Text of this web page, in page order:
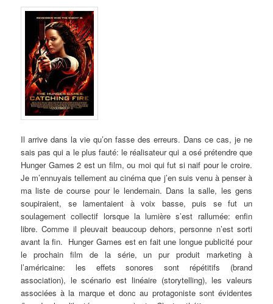
Il arrive dans la vie qu’on fasse des erreurs. Dans ce cas, je ne
sais pas qui a le plus fauté: le réalisateur qui a osé prétendre que
Hunger Games 2 est un film, ou moi qui fut si naif pour le croire.
Je m’ennuyais tellement au cinéma que j’en suis venu à penser à
ma liste de course pour le lendemain. Dans la salle, les gens
soupiraient, se lamentaient à voix basse, puis se fut un
soulagement collectif lorsque la lumière s’est rallumée: enfin
libre. Comme il pleuvait beaucoup dehors, personne n’est sorti
avant la fin. Hunger Games est en fait une longue publicité pour
le prochain film de la série, un pur produit marketing à
l’américaine: les effets sonores sont répétitifs (brand
association), le scénario est linéaire (storytelling), les valeurs
associées à la marque et donc au protagoniste sont évidentes